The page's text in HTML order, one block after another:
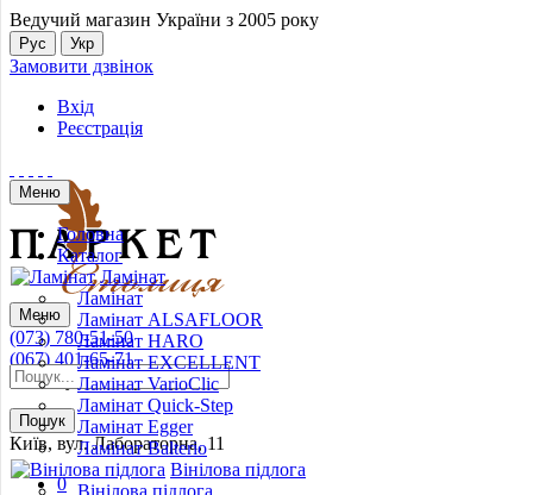
Ведучий магазин України з 2005 року
Рус Укр
Замовити дзвінок
Вхід
Реєстрація
Меню
(073) 780-51-50
(067) 401-65-71
Київ, вул. Лабораторна, 11
Пошук
Київ, вул. Лабораторна, 11
0
Меню
Головна
Каталог
Ламінат
Ламінат
Ламінат ALSAFLOOR
Ламінат HARO
Ламінат EXCELLENT
Ламінат VarioClic
Ламінат Quick-Step
Ламінат Egger
Ламінат Balterio
Вінілова підлога
Вінілова підлога